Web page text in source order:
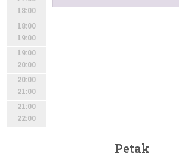
18:00
18:00
19:00
19:00
20:00
20:00
21:00
21:00
22:00
Petak